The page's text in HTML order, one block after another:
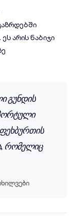
არის ნაბიჯი
გუნდის
რომელიც